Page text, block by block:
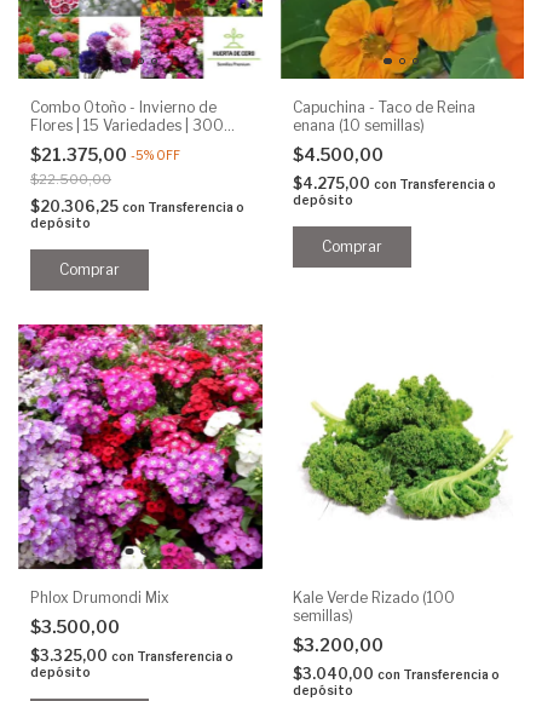
Combo Otoño - Invierno de
Flores | 15 Variedades | 300
Semillas
$21.375,00 -5% OFF
$22.500,00
$20.306,25 con Transferencia o
depósito
Capuchina - Taco de Reina
enana (10 semillas)
$4.500,00
$4.275,00 con Transferencia o
depósito
Phlox Drumondi Mix
$3.500,00
$3.325,00 con Transferencia o
depósito
Kale Verde Rizado (100
semillas)
$3.200,00
$3.040,00 con Transferencia o
depósito